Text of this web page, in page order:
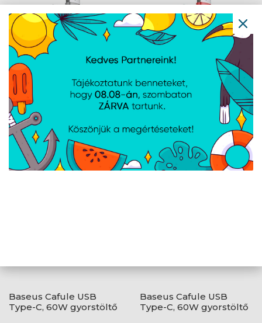
Baseus Cafule USB
Type-A – USB Type-C,
18W gyorstöltő
adatkábel, 1m,
fekete/szürke
Baseus Cafule USB
Type-A – USB Type-C,
18W gyorstöltő
adatkábel, 1m, piros
Baseus Cafule USB
Type-C, 60W gyorstöltő
Baseus Cafule USB
Type-C, 60W gyorstöltő